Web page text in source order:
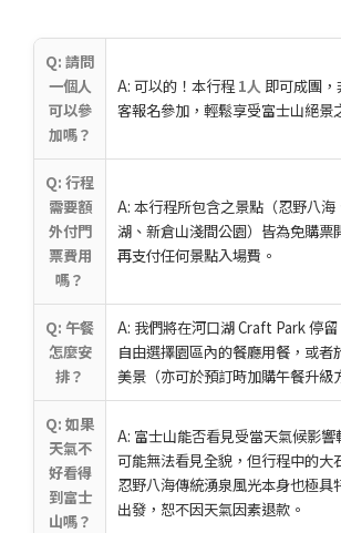
Q: 請問
一個人
可以參
加嗎？
A: 可以的！本行程 1人 即可成團
客報名參加，輕鬆享受富士山絕景
Q: 行程
需要額
外付門
票費用
嗎？
A: 本行程所包含之景點（忍野八
湖、新倉山淺間公園）皆為免購票
再支付任何景點入場費。
Q: 午餐
怎麼安
排？
A: 我們將在河口湖 Craft Park 停
自由選擇園區內的餐廳用餐，或者
美景（亦可於預訂時加購午餐升級
Q: 如果
天氣不
好看得
到富士
山嗎？
A: 富士山能否看見受當天氣候影
可能無法看見全貌，但行程中的大
忍野八海傳統湧泉風光本身也極具
出發，恕不因天氣因素退款。